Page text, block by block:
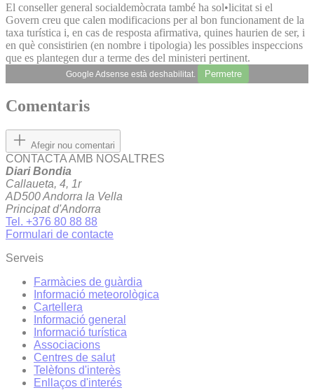
El conseller general socialdemòcrata també ha sol•licitat si el
Govern creu que calen modificacions per al bon funcionament de la
taxa turística i, en cas de resposta afirmativa, quines haurien de ser, i
en què consistirien (en nombre i tipologia) les possibles inspeccions
que es plantegen dur a terme des del ministeri pertinent.
Google Adsense està deshabilitat. Permetre
Comentaris
Afegir nou comentari
CONTACTA AMB NOSALTRES
Diari Bondia
Callaueta, 4, 1r
AD500 Andorra la Vella
Principat d'Andorra
Tel. +376 80 88 88
Formulari de contacte
Serveis
Farmàcies de guàrdia
Informació meteorològica
Cartellera
Informació general
Informació turística
Associacions
Centres de salut
Telèfons d'interès
Enllaços d'interés